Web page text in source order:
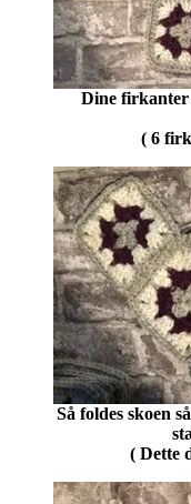
Dine firkanter
( 6
Så foldes skoen
( Dette